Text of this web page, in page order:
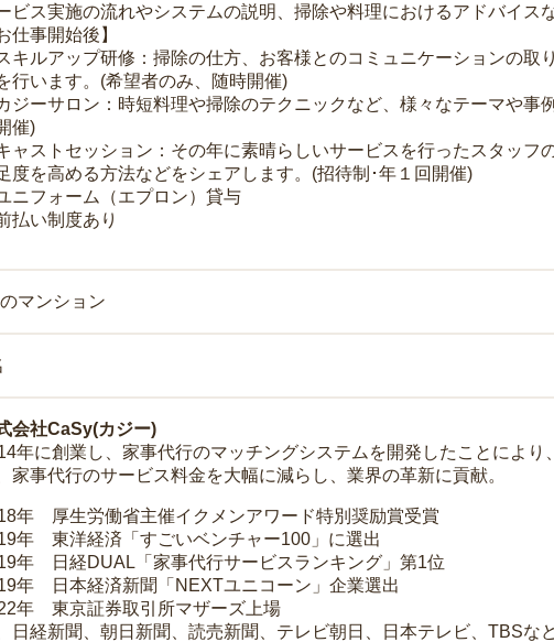
ビス実施の流れやシステムの説明、掃除や料理におけるアドバイス
仕事開始後】
キルアップ研修：掃除の仕方、お客様とのコミュニケーションの
行います。(希望者のみ、随時開催)
ジーサロン：時短料理や掃除のテクニックなど、様々なテーマや事
催)
ャストセッション：その年に素晴らしいサービスを行ったスタッ
度を高める方法などをシェアします。(招待制･年１回開催)
ニフォーム（エプロン）貸与
払い制度あり
マンション
会社CaSy(カジー)
年に創業し、家事代行のマッチングシステムを開発したことによ
家事代行のサービス料金を大幅に減らし、業界の革新に貢献。
年 厚生労働省主催イクメンアワード特別奨励賞受賞
年 東洋経済「すごいベンチャー100」に選出
年 日経DUAL「家事代行サービスランキング」第1位
年 日本経済新聞「NEXTユニコーン」企業選出
年 東京証券取引所マザーズ上場
日経新聞、朝日新聞、読売新聞、テレビ朝日、日本テレビ、TBSな